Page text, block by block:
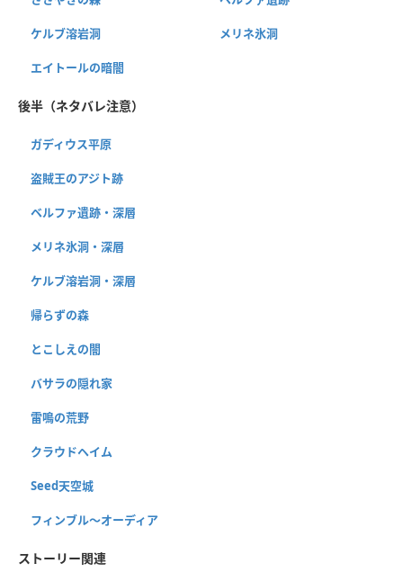
ケルブ溶岩洞 メリネ氷洞
エイトールの暗闇
後半（ネタバレ注意）
ガディウス平原
盗賊王のアジト跡
ベルファ遺跡・深層
メリネ氷洞・深層
ケルブ溶岩洞・深層
帰らずの森
とこしえの闇
バサラの隠れ家
雷鳴の荒野
クラウドヘイム
Seed天空城
フィンブル〜オーディア
ストーリー関連